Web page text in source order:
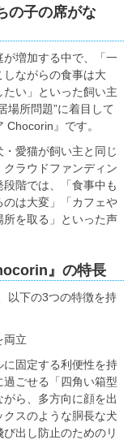
の子の席がな
増加する中で、「一
ながらの食事は大
い」といった飼い主
場所問題”に着目して
』です。
愛猫が飼い主と同じ
ラウドファンディン
階では、「食事中も
は大変」「カフェや
を取る」といった声
』の特長
以下の3つの特徴を持
両立
固定する利便性を持
ごせる「四角い箱型
ら、多方向に顔を出
スのような胴長な犬
出し防止のためのリ